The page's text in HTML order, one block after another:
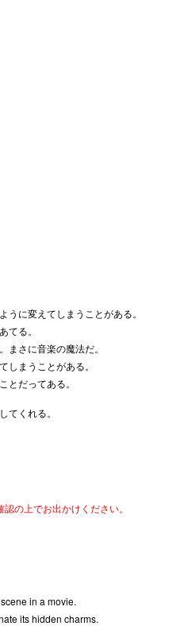
に変えてしまうことがある。
る。
さに音楽の魔法だ。
まうことがある。
だってある。
くれる。
の上でお出かけください。
in a movie.
its hidden charms.